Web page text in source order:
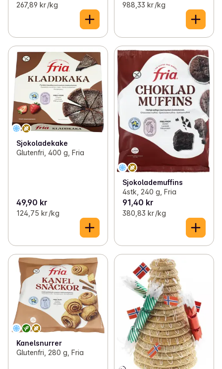
267,89 kr /kg 988,33 kr /kg
Sjokoladekake
Glutenfri, 400 g, Fria
49,90 kr
124,75 kr /kg
Sjokolademuffins
4stk, 240 g, Fria
91,40 kr
380,83 kr /kg
Kanelsnurrer
Glutenfri, 280 g, Fria